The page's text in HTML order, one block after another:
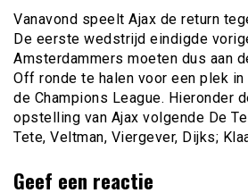
Vanavond speelt Ajax de return
De eerste wedstrijd eindigde
Amsterdammers moeten dus aan
Off ronde te halen voor een plek
de Champions League. Hieronder
opstelling van Ajax volgende De
Tete, Veltman, Viergever, Dijks;
Geef een reactie